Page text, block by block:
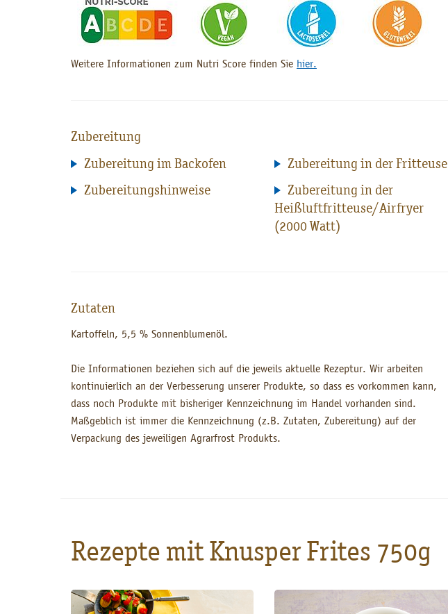
Weitere Informationen zum Nutri Score finden Sie hier.
Zubereitung
Zubereitung im Backofen
Zubereitung in der Fritteuse
Zubereitungshinweise
Zubereitung in der
Heißluftfritteuse/Airfryer
(2000 Watt)
Zutaten
Kartoffeln, 5,5 % Sonnenblumenöl.
Die Informationen beziehen sich auf die jeweils aktuelle Rezeptur. Wir arbeiten
kontinuierlich an der Verbesserung unserer Produkte, so dass es vorkommen kann,
dass noch Produkte mit bisheriger Kennzeichnung im Handel vorhanden sind.
Maßgeblich ist immer die Kennzeichnung (z.B. Zutaten, Zubereitung) auf der
Verpackung des jeweiligen Agrarfrost Produkts.
Rezepte mit Knusper Frites 750g